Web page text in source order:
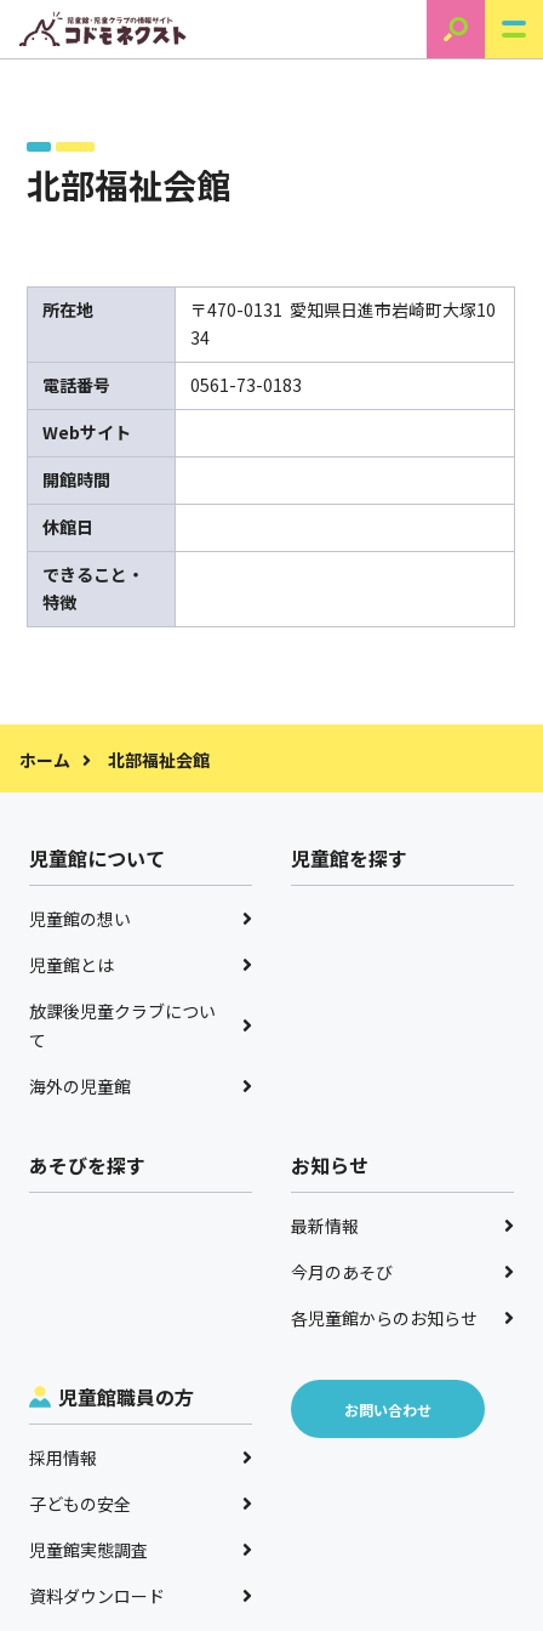
北部福祉会館
所在地
〒470-0131 愛知県日進市岩崎町大塚10
34
電話番号
0561-73-0183
Webサイト
開館時間
休館日
できること・
特徴
ホーム 北部福祉会館
児童館について
児童館の想い
児童館とは
放課後児童クラブについ
て
海外の児童館
児童館を探す
あそびを探す お知らせ
最新情報
今月のあそび
各児童館からのお知らせ
児童館職員の方
採用情報
子どもの安全
児童館実態調査
資料ダウンロード
お問い合わせ